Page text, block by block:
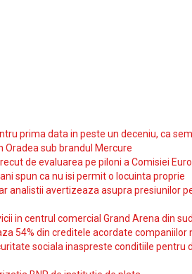
prima data in peste un deceniu, ca
Oradea sub brandul Mercure
de evaluarea pe piloni a Comisiei
spun ca nu isi permit o locuinta proprie
analistii avertizeaza asupra presiunilor
in centrul comercial Grand Arena din
54% din creditele acordate companiilor
sociala inaspreste conditiile pentru